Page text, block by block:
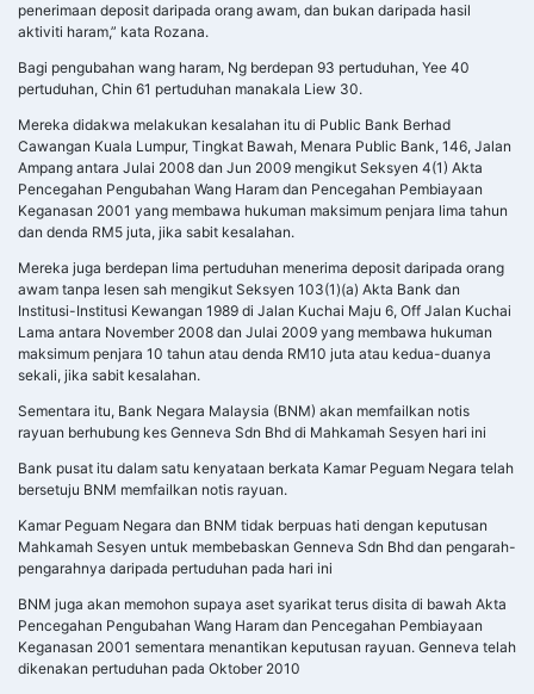
penerimaan deposit daripada orang awam, dan bukan daripada hasil
aktiviti haram,” kata Rozana.
Bagi pengubahan wang haram, Ng berdepan 93 pertuduhan, Yee 40
pertuduhan, Chin 61 pertuduhan manakala Liew 30.
Mereka didakwa melakukan kesalahan itu di Public Bank Berhad
Cawangan Kuala Lumpur, Tingkat Bawah, Menara Public Bank, 146, Jalan
Ampang antara Julai 2008 dan Jun 2009 mengikut Seksyen 4(1) Akta
Pencegahan Pengubahan Wang Haram dan Pencegahan Pembiayaan
Keganasan 2001 yang membawa hukuman maksimum penjara lima tahun
dan denda RM5 juta, jika sabit kesalahan.
Mereka juga berdepan lima pertuduhan menerima deposit daripada orang
awam tanpa lesen sah mengikut Seksyen 103(1)(a) Akta Bank dan
Institusi-Institusi Kewangan 1989 di Jalan Kuchai Maju 6, Off Jalan Kuchai
Lama antara November 2008 dan Julai 2009 yang membawa hukuman
maksimum penjara 10 tahun atau denda RM10 juta atau kedua-duanya
sekali, jika sabit kesalahan.
Sementara itu, Bank Negara Malaysia (BNM) akan memfailkan notis
rayuan berhubung kes Genneva Sdn Bhd di Mahkamah Sesyen hari ini
Bank pusat itu dalam satu kenyataan berkata Kamar Peguam Negara telah
bersetuju BNM memfailkan notis rayuan.
Kamar Peguam Negara dan BNM tidak berpuas hati dengan keputusan
Mahkamah Sesyen untuk membebaskan Genneva Sdn Bhd dan pengarah-
pengarahnya daripada pertuduhan pada hari ini
BNM juga akan memohon supaya aset syarikat terus disita di bawah Akta
Pencegahan Pengubahan Wang Haram dan Pencegahan Pembiayaan
Keganasan 2001 sementara menantikan keputusan rayuan. Genneva telah
dikenakan pertuduhan pada Oktober 2010